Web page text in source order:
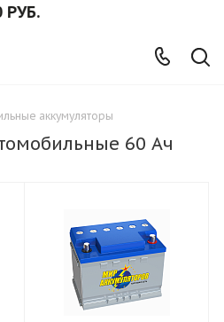
аккумуляторы
60 Ач